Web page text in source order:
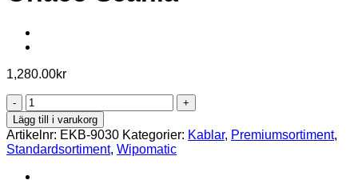
1,280.00kr
EKB-
9030
Övergångskabel
Orlaco
Scania
mängd
Lägg till i varukorg
Artikelnr: EKB-9030 Kategorier: Kablar, Premiumsortiment,
Standardsortiment, Wipomatic